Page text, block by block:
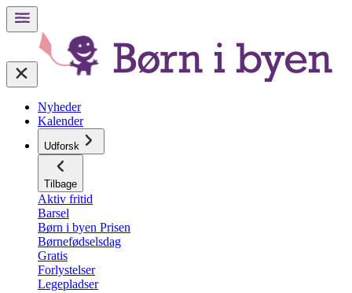
Nyheder
Kalender
Udforsk
Tilbage
Aktiv fritid
Barsel
Børn i byen Prisen
Børnefødselsdag
Gratis
Forlystelser
Legepladser